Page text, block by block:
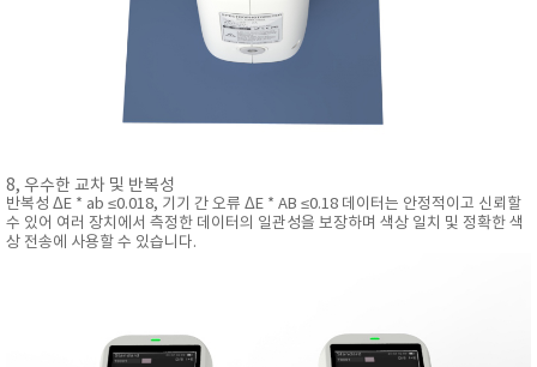
8, 우수한 교차 및 반복성
반복성 ΔE * ab ≤0.018, 기기 간 오류 ΔE * AB ≤0.18 데이터는 안정적이고 신뢰할
수 있어 여러 장치에서 측정한 데이터의 일관성을 보장하며 색상 일치 및 정확한 색
상 전송에 사용할 수 있습니다.